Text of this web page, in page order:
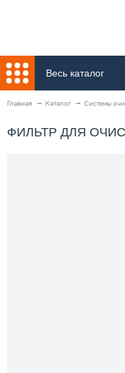
Весь каталог
Главная Каталог Системы
ФИЛЬТР ДЛЯ